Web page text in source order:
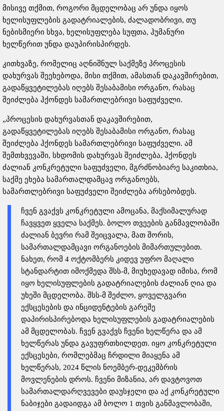
მისივე თქმით, როგორი მცდელობაც არ უნდა იყოს
ხელისუფლების გადატრიალების, ძალადობრივი, თუ
ნებისმიერი სხვა, ხელისუფლება სუფთა, ჰუმანური
ხელწერით უნდა დაუპირისპირდეს.
კითხვაზე, რომელიც აღნიშნულ საქმეზე პროცესის
დახურვას შეეხებოდა, მისი თქმით, ამასთან დაკავშირებით,
გადაწყვეტილებას იღებს შესაბამისი ორგანო, რასაც
შეიძლება ჰქონდეს სამართლებრივი საფუძველი.
„პროცესის დახურვასთან დაკავშირებით,
გადაწყვეტილებას იღებს შესაბამისი ორგანო, რასაც
შეიძლება ჰქონდეს სამართლებრივი საფუძველი. ამ
შემთხვევაში, სხდომის დახურვას შეიძლება, ჰქონდეს
ძალიან კონკრეტული საფუძველი, მგრძნობიარე საკითხია,
საქმე ეხება სამართალდამცავ ორგანოებს,
სამართლებრივი საფუძველი შეიძლება არსებობდეს.
ჩვენ გვაქვს კონკრეტული ამოცანა, მაქსიმალურად
ჩავყვეთ ყველა საქმეს. ბოლო თვეების განმავლობაში
ძალიან ბევრი რამ შეიცვალა, მათ შორის,
სამართალდამცავი ორგანოების მიმართულებით.
ნახეთ, რომ 4 ოქტომბერს კიდევ უფრო მაღალი
სტანდარტით იმოქმედა შსს-მ, მიუხედავად იმისა, რომ
იყო ხელისუფლების გადატრიალების ძალიან ღია და
უხეში მცდელობა. შსს-მ შეძლო, ყოველგვარი
ექსცესების და ინციდენტების გარეშე
დაპირისპირებოდა ხელისუფლების გადატრიალების
ამ მცდელობას. ჩვენ გვაქვს ჩვენი ხელწერა და ამ
ხელწერას უნდა გავუფრთხილდეთ. იყო კონკრეტული
ექსცესები, რომლებმაც ჩრდილი მიაყენა ამ
ხელწერას, 2024 წლის ნოემბერ-დეკემბრის
მოვლენების დროს. ჩვენი მიზანია, არ დავტოვოთ
სამართალდარღვევები დაუსჯელი და აქ კონკრეტული
ნაბიჯები გადაიდგა ამ ბოლო 1 თვის განმავლობაში,